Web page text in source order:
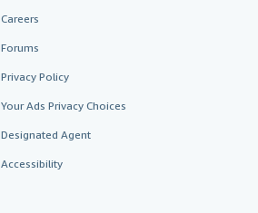
Careers
Forums
Privacy Policy
Your Ads Privacy Choices
Designated Agent
Accessibility